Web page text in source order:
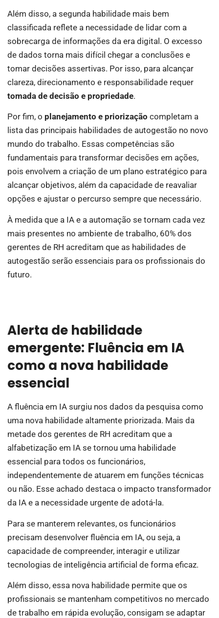
Além disso, a segunda habilidade mais bem
classificada reflete a necessidade de lidar com a
sobrecarga de informações da era digital. O excesso
de dados torna mais difícil chegar a conclusões e
tomar decisões assertivas. Por isso, para alcançar
clareza, direcionamento e responsabilidade requer
tomada de decisão e propriedade.
Por fim, o planejamento e priorização completam a
lista das principais habilidades de autogestão no novo
mundo do trabalho. Essas competências são
fundamentais para transformar decisões em ações,
pois envolvem a criação de um plano estratégico para
alcançar objetivos, além da capacidade de reavaliar
opções e ajustar o percurso sempre que necessário.
À medida que a IA e a automação se tornam cada vez
mais presentes no ambiente de trabalho, 60% dos
gerentes de RH acreditam que as habilidades de
autogestão serão essenciais para os profissionais do
futuro.
Alerta de habilidade
emergente: Fluência em IA
como a nova habilidade
essencial
A fluência em IA surgiu nos dados da pesquisa como
uma nova habilidade altamente priorizada. Mais da
metade dos gerentes de RH acreditam que a
alfabetização em IA se tornou uma habilidade
essencial para todos os funcionários,
independentemente de atuarem em funções técnicas
ou não. Esse achado destaca o impacto transformador
da IA e a necessidade urgente de adotá-la.
Para se manterem relevantes, os funcionários
precisam desenvolver fluência em IA, ou seja, a
capacidade de compreender, interagir e utilizar
tecnologias de inteligência artificial de forma eficaz.
Além disso, essa nova habilidade permite que os
profissionais se mantenham competitivos no mercado
de trabalho em rápida evolução, consigam se adaptar